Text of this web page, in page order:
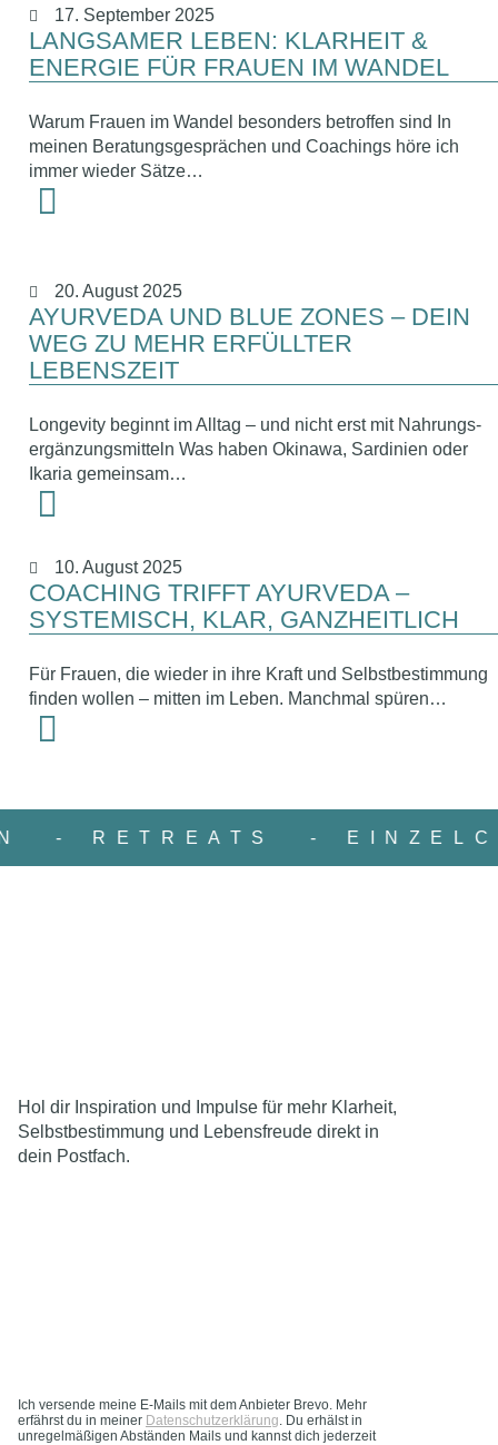
17. September 2025
LANGSAMER LEBEN: KLARHEIT &
ENERGIE FÜR FRAUEN IM WANDEL
Warum Frauen im Wandel besonders betroffen sind In
meinen Beratungsgesprächen und Coachings höre ich
immer wieder Sätze…
20. August 2025
AYURVEDA UND BLUE ZONES – DEIN
WEG ZU MEHR ERFÜLLTER
LEBENSZEIT
Longevity beginnt im Alltag – und nicht erst mit Nahrungs-
ergänzungsmitteln Was haben Okinawa, Sardinien oder
Ikaria gemeinsam…
10. August 2025
COACHING TRIFFT AYURVEDA –
SYSTEMISCH, KLAR, GANZHEITLICH
Für Frauen, die wieder in ihre Kraft und Selbstbestimmung
finden wollen – mitten im Leben. Manchmal spüren…
-
- RETREATS
Hol dir Inspiration und Impulse für mehr Klarheit,
Selbstbestimmung und Lebensfreude direkt in
dein Postfach.
Ich versende meine E-Mails mit dem Anbieter Brevo. Mehr
erfährst du in meiner Datenschutzerklärung . Du erhälst in
unregelmäßigen Abständen Mails und kannst dich jederzeit